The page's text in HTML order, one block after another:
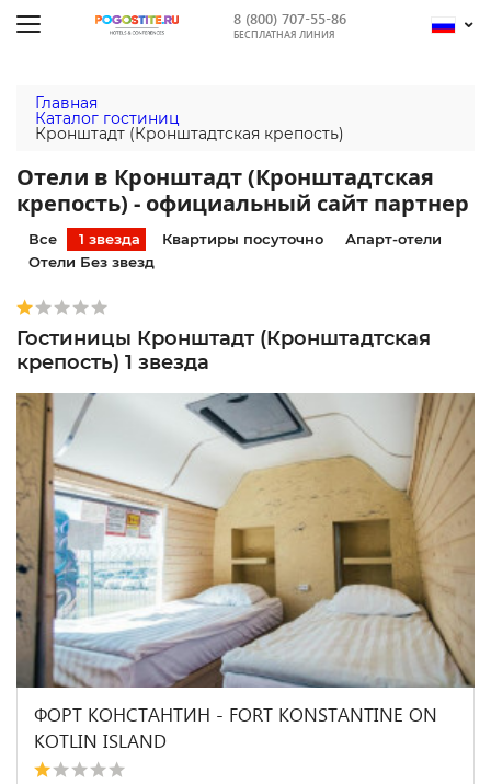
8 (800) 707-55-86
БЕСПЛАТНАЯ ЛИНИЯ
Главная
Каталог гостиниц
Кронштадт (Кронштадтская крепость)
Отели в Кронштадт (Кронштадтская
крепость) - официальный сайт партнер
Все 1 звезда Квартиры посуточно
Апарт-отели
Отели Без звезд
Гостиницы Кронштадт (Кронштадтская
крепость) 1 звезда
ФОРТ КОНСТАНТИН - FORT KONSTANTINE ON
KOTLIN ISLAND